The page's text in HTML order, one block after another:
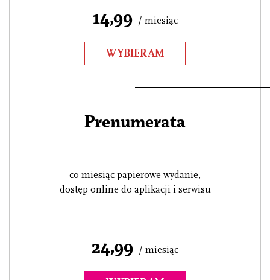
14,99 / miesiąc
WYBIERAM
Prenumerata
co miesiąc papierowe wydanie,
dostęp online do aplikacji i serwisu
24,99 / miesiąc